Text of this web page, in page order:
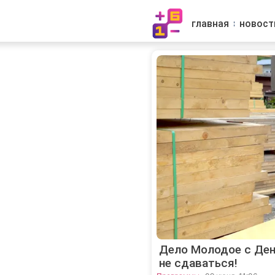
главная
Дело Молодое с
не сдаваться!